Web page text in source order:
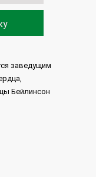
заведущим
Бейлинсон